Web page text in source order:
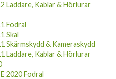
Laddare, Kablar & Hörlurar
Fodral
Skal
Skärmskydd & Kameraskydd
Laddare, Kablar & Hörlurar
2020 Fodral